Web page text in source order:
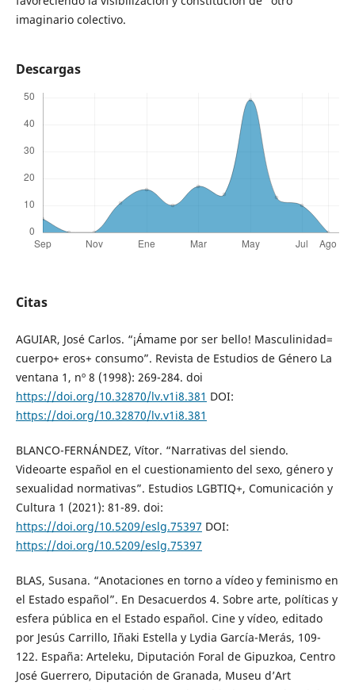
imaginario colectivo.
Descargas
Citas
AGUIAR, José Carlos. “¡Ámame por ser bello! Masculinidad=
cuerpo+ eros+ consumo”. Revista de Estudios de Género La
ventana 1, nº 8 (1998): 269-284. doi
https://doi.org/10.32870/lv.v1i8.381 DOI:
https://doi.org/10.32870/lv.v1i8.381
BLANCO-FERNÁNDEZ, Vítor. “Narrativas del siendo.
Videoarte español en el cuestionamiento del sexo, género y
sexualidad normativas”. Estudios LGBTIQ+, Comunicación y
Cultura 1 (2021): 81-89. doi:
https://doi.org/10.5209/eslg.75397 DOI:
https://doi.org/10.5209/eslg.75397
BLAS, Susana. “Anotaciones en torno a vídeo y feminismo en
el Estado español”. En Desacuerdos 4. Sobre arte, políticas y
esfera pública en el Estado español. Cine y vídeo, editado
por Jesús Carrillo, Iñaki Estella y Lydia García-Merás, 109-
122. España: Arteleku, Diputación Foral de Gipuzkoa, Centro
José Guerrero, Diputación de Granada, Museu d’Art